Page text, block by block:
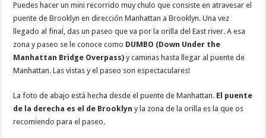
Puedes hacer un mini recorrido muy chulo que consiste en atravesar el
puente de Brooklyn en dirección Manhattan a Brooklyn. Una vez
llegado al final, das un paseo que va por la orilla del East river. A esa
zona y paseo se le conoce como DUMBO (Down Under the
Manhattan Bridge Overpass) y caminas hasta llegar al puente de
Manhattan. Las vistas y el paseo son espectaculares!
La foto de abajo está hecha desde el puente de Manhattan. El puente
de la derecha es el de Brooklyn y la zona de la orilla es la que os
recomiendo para el paseo.